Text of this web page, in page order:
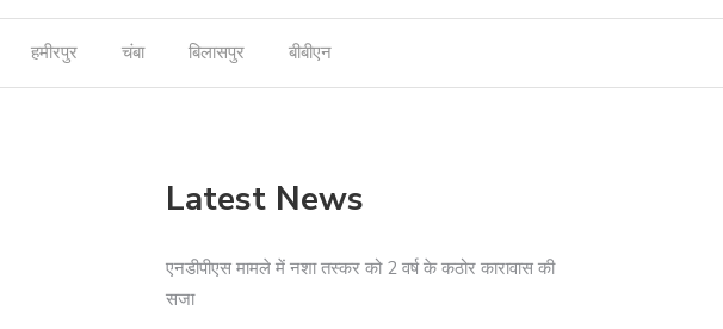
हमीरपुर चंबा बिलासपुर बीबीएन
Latest News
एनडीपीएस मामले में नशा तस्कर को 2 वर्ष के कठोर कारावास की
सजा